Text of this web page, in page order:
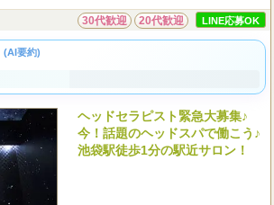
30代歓迎 20代歓迎 LINE応募OK
(AI要約)
ヘッドセラピスト緊急大募集♪
今！話題のヘッドスパで働こう♪
池袋駅徒歩1分の駅近サロン！